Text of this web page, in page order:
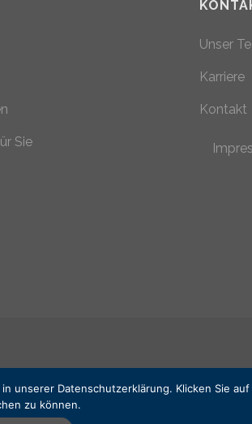
Sie
Unser
Karriere
Kontakt
Datenschutzerklärung. Klicken Sie auf
zu können.